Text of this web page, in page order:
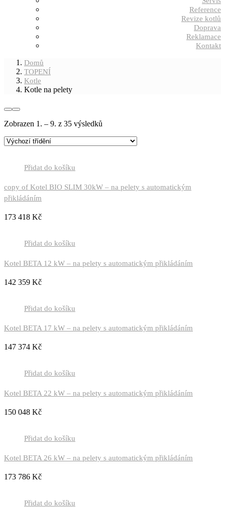
Reference
Revize kotlů
Doprava
Reklamace
Kontakt
Domů
TOPENÍ
Kotle
Kotle na pelety
Zobrazen 1. – 9. z 35 výsledků
Přidat do košíku
copy of Kotel BIO SLIM 30kW – na pelety s automatickým
přikládáním
173 418 Kč
Přidat do košíku
Kotel BETA 12 kW – na pelety s automatickým přikládáním
142 359 Kč
Přidat do košíku
Kotel BETA 17 kW – na pelety s automatickým přikládáním
147 374 Kč
Přidat do košíku
Kotel BETA 22 kW – na pelety s automatickým přikládáním
150 048 Kč
Přidat do košíku
Kotel BETA 26 kW – na pelety s automatickým přikládáním
173 786 Kč
Přidat do košíku